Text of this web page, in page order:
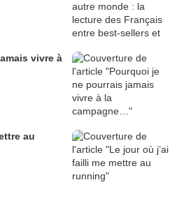
vivre à
au